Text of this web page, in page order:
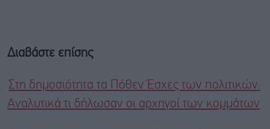
Διαβάστε επίσης
Στη δημοσιότητα τα Πόθεν Έσχες των πολιτικών:
Αναλυτικά τι δήλωσαν οι αρχηγοί των κομμάτων